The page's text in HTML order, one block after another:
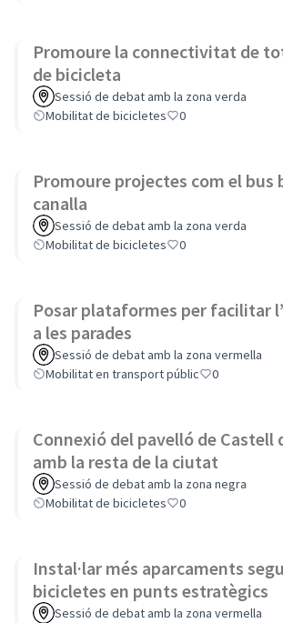
Promoure la connectivitat de
de bicicleta
Sessió de debat amb la zona verda
Mobilitat de bicicletes
0
Promoure projectes com el bus
canalla
Sessió de debat amb la zona verda
Mobilitat de bicicletes
0
Posar plataformes per facilitar
a les parades
Sessió de debat amb la zona vermella
Mobilitat en transport públic
0
Connexió del pavelló de Castell
amb la resta de la ciutat
Sessió de debat amb la zona negra
Mobilitat de bicicletes
0
Instal·lar més aparcaments
bicicletes en punts estratègics
Sessió de debat amb la zona vermella